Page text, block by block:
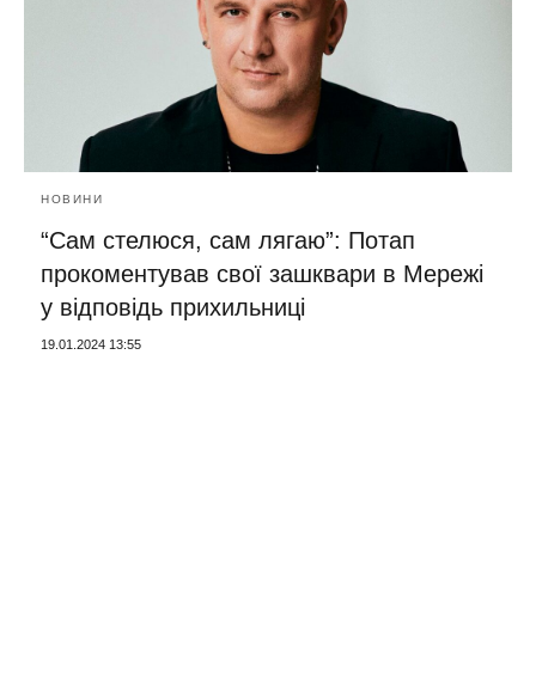
НОВИНИ
“Сам стелюся, сам лягаю”: Потап
прокоментував свої зашквари в Мережі
у відповідь прихильниці
19.01.2024 13:55